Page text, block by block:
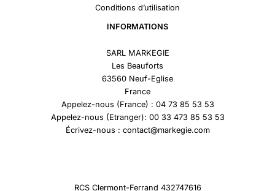
Conditions d’utilisation
INFORMATIONS
SARL MARKEGIE
Les Beauforts
63560 Neuf-Eglise
France
Appelez-nous (France) : 04 73 85 53 53
Appelez-nous (Etranger): 00 33 473 85 53 53
Écrivez-nous : contact@markegie.com
RCS Clermont-Ferrand 432747616